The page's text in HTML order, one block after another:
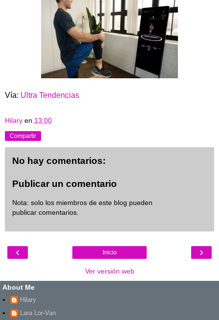
Vía: Ultra Tendencias
Hilary en 13:00
Compartir
No hay comentarios:
Publicar un comentario
Nota: solo los miembros de este blog pueden
publicar comentarios.
‹ ›
Inicio
Ver versión web
About Me
Hilary
Lara Lor-Van